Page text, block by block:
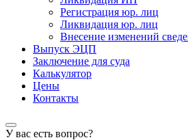
Регистрация юр. лиц
Ликвидация юр. лиц
Внесение изменений
Выпуск ЭЦП
Заключение для суда
Калькулятор
Цены
Контакты
У вас есть вопрос?